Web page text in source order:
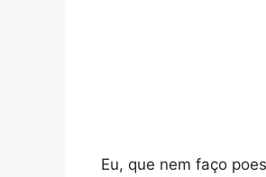
Eu, que nem faço